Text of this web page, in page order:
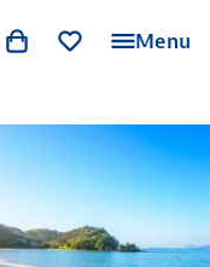
Menu